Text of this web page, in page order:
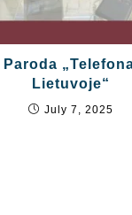
Paroda
Lietuvoje“
July 7, 2025